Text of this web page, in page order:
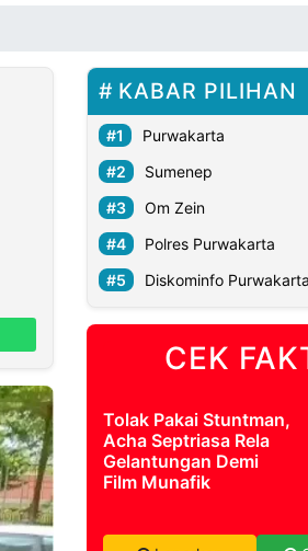
KABAR PILIHAN
Purwakarta
Sumenep
Om Zein
Polres Purwakarta
Diskominfo Purwakarta
CEK
Tolak Pakai Stuntman,
Acha Septriasa Rela
Gelantungan Demi
Film Munafik